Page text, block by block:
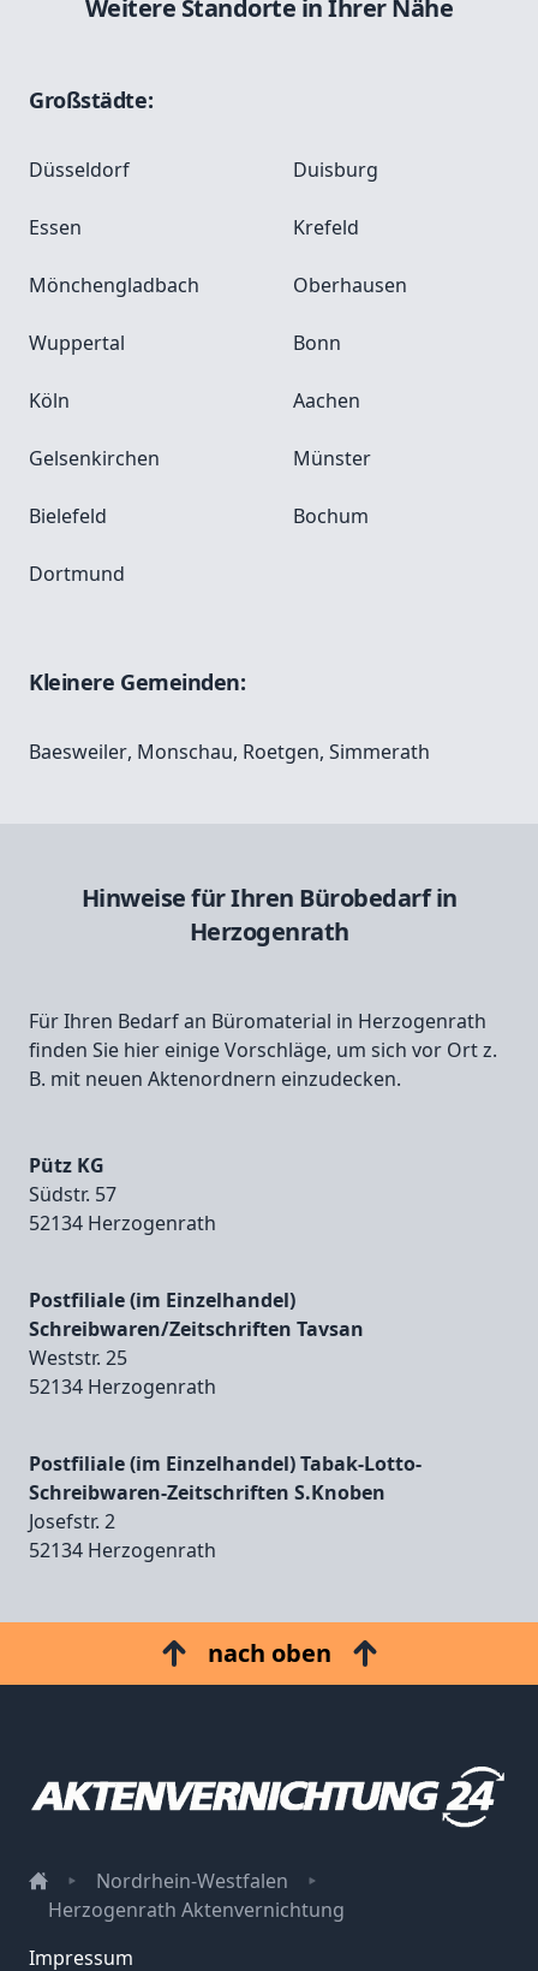
Weitere Standorte in Ihrer Nähe
Großstädte:
Düsseldorf Duisburg
Essen Krefeld
Mönchengladbach Oberhausen
Wuppertal Bonn
Köln Aachen
Gelsenkirchen Münster
Bielefeld Bochum
Dortmund
Kleinere Gemeinden:
Baesweiler, Monschau, Roetgen, Simmerath
Hinweise für Ihren Bürobedarf in
Herzogenrath
Für Ihren Bedarf an Büromaterial in Herzogenrath
finden Sie hier einige Vorschläge, um sich vor Ort z.
B. mit neuen Aktenordnern einzudecken.
Pütz KG
Südstr. 57
52134 Herzogenrath
Postfiliale (im Einzelhandel)
Schreibwaren/Zeitschriften Tavsan
Weststr. 25
52134 Herzogenrath
Postfiliale (im Einzelhandel) Tabak-Lotto-
Schreibwaren-Zeitschriften S.Knoben
Josefstr. 2
52134 Herzogenrath
nach oben
Nordrhein-Westfalen
Herzogenrath Aktenvernichtung
Impressum